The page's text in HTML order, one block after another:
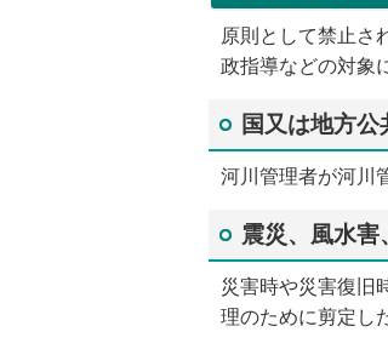
原則として禁止さ
政指導などの対象
国又は地方
河川管理者が河川
震災、風水
災害時や災害復旧
理のために剪定し